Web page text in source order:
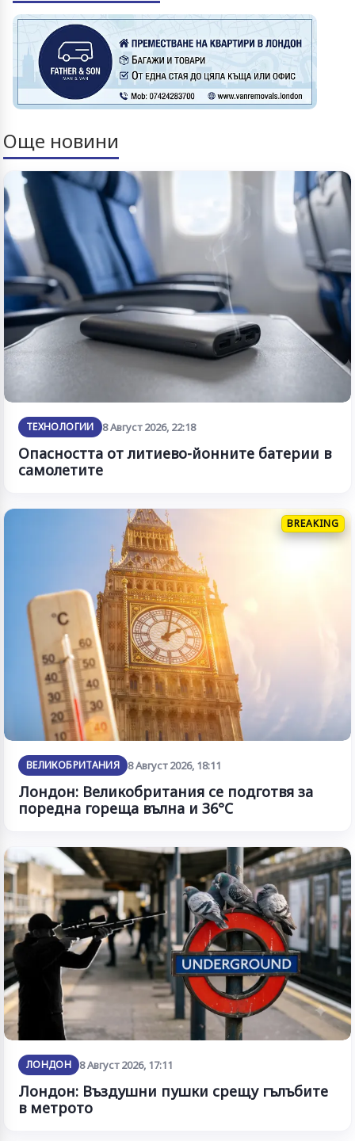
Още новини
ТЕХНОЛОГИИ 8 Август 2026, 22:18
Опасността от литиево-йонните батерии в
самолетите
BREAKING
ВЕЛИКОБРИТАНИЯ 8 Август 2026, 18:11
Лондон: Великобритания се подготвя за
поредна гореща вълна и 36°C
ЛОНДОН 8 Август 2026, 17:11
Лондон: Въздушни пушки срещу гълъбите
в метрото